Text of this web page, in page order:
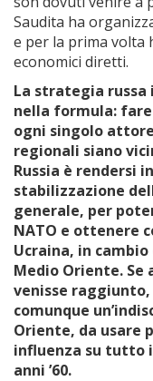
Saudita ha
e per la prima volta
economici diretti.
La strategia russa
nella formula: fare
ogni singolo
regionali siano
Russia è rendersi
stabilizzazione
generale, per
NATO e ottenere
Ucraina, in
Medio Oriente. Se
venisse
comunque
Oriente, da usare
influenza su tutto
anni ’60.